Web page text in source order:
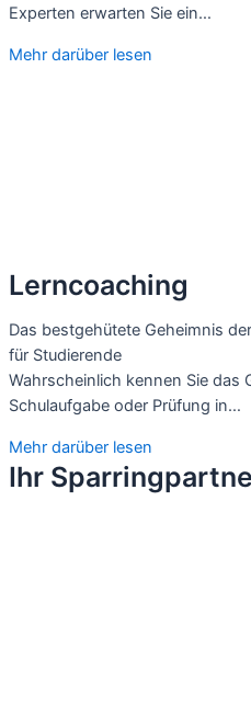
Experten erwarten Sie ein…
Mehr darüber lesen
Lerncoaching
Das bestgehütete Geheimnis
für Studierende
Wahrscheinlich kennen Sie das
Schulaufgabe oder Prüfung in…
Mehr darüber lesen
Ihr